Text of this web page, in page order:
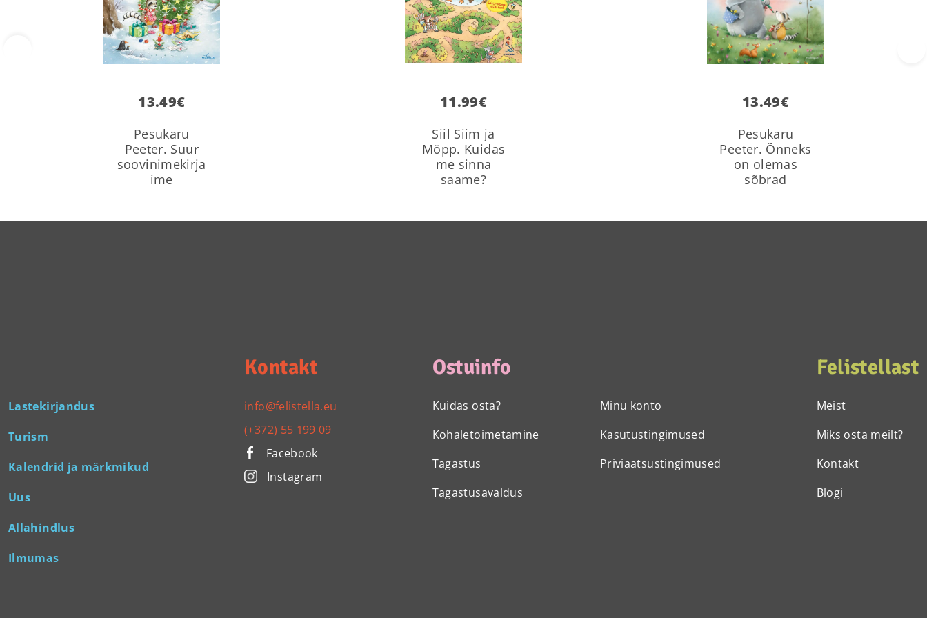
13.49€
Pesukaru
Peeter. Suur
soovinimekirja
ime
11.99€
Siil Siim ja
Möpp. Kuidas
me sinna
saame?
13.49€
Pesukaru
Peeter. Õnneks
on olemas
sõbrad
Lastekirjandus
Turism
Kalendrid ja märkmikud
Uus
Allahindlus
Ilmumas
Kontakt
info@felistella.eu
(+372) 55 199 09
Facebook
Instagram
Ostuinfo
Kuidas osta?
Kohaletoimetamine
Tagastus
Tagastusavaldus
Minu konto
Kasutustingimused
Priviaatsustingimused
Felistellast
Meist
Miks osta meilt?
Kontakt
Blogi